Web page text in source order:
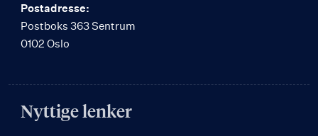
Postadresse:
Postboks 363 Sentrum
0102 Oslo
Nyttige lenker